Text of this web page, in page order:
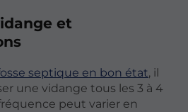
et
septique en bon état, il
une vidange tous les 3 à 4
peut varier en